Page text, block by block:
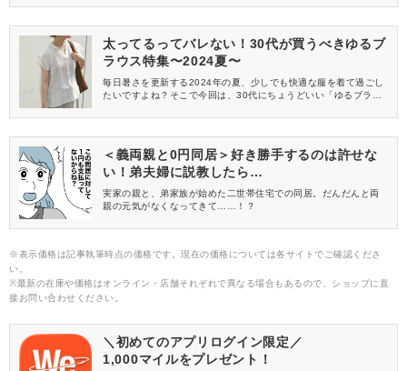
方は今すぐGETしておきましょう♡
太ってるってバレない！30代が買うべきゆるブ
ラウス特集〜2024夏〜
毎日暑さを更新する2024年の夏、少しでも快適な服を着て過ごし
たいですよね？そこで今回は、30代にちょうどいい「ゆるブラウ
ブラウスばかりですよ。ぜひ、最後までチェックして、お買い物
＜義両親と0円同居＞好き勝手するのは許せな
い！弟夫婦に説教したら…
実家の親と、弟家族が始めた二世帯住宅での同居。だんだんと両
親の元気がなくなってきて……！？
※表示価格は記事執筆時点の価格です。現在の価格については各サイトでご確認くださ
い。
※最新の在庫や価格はオンライン・店舗それぞれで異なる場合もあるので、ショップに直
接お問い合わせください。
＼初めてのアプリログイン限定／
1,000マイルをプレゼント！